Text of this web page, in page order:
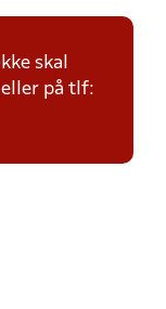
skal
eller på tlf: